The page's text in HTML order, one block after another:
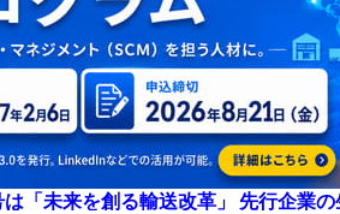
「未来を創る輸送改革」 先行企業